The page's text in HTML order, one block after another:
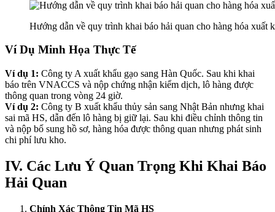
Hướng dẫn về quy trình khai báo hải quan cho hàng hóa xuất
Ví Dụ Minh Họa Thực Tế
Ví dụ 1: Công ty A xuất khẩu gạo sang Hàn Quốc. Sau khi khai
báo trên VNACCS và nộp chứng nhận kiểm dịch, lô hàng được
thông quan trong vòng 24 giờ.
Ví dụ 2: Công ty B xuất khẩu thủy sản sang Nhật Bản nhưng khai
sai mã HS, dẫn đến lô hàng bị giữ lại. Sau khi điều chỉnh thông tin
và nộp bổ sung hồ sơ, hàng hóa được thông quan nhưng phát sinh
chi phí lưu kho.
IV. Các Lưu Ý Quan Trọng Khi Khai Báo
Hải Quan
Chính Xác Thông Tin Mã HS